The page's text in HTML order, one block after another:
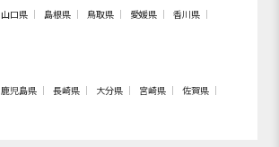
山口県 島根県 鳥取県 愛媛県 香川県
鹿児島県 長崎県 大分県 宮崎県 佐賀県